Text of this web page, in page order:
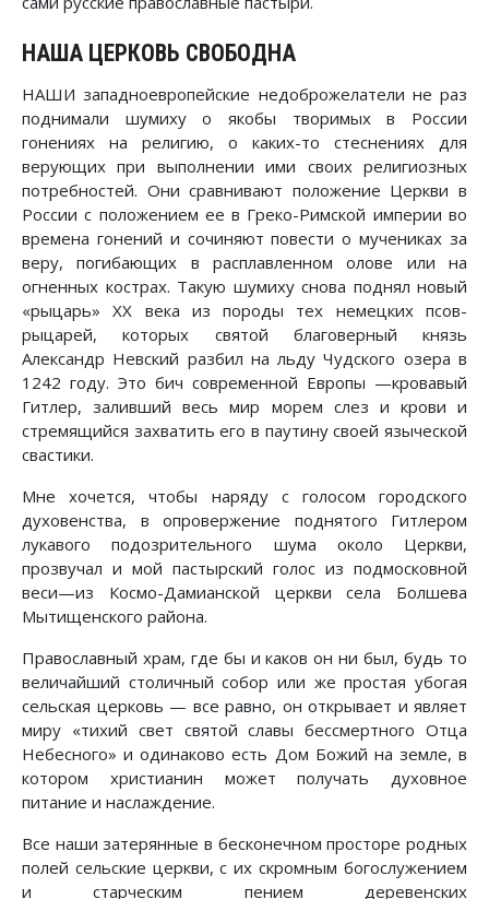
НАША ЦЕРКОВЬ СВОБОДНА
НАШИ западноевропейские недоброжелатели не раз
поднимали шумиху о якобы творимых в России
гонениях на религию, о каких-то стеснениях для
верующих при выполнении ими своих религиозных
потребностей. Они сравнивают положение Церкви в
России с положением ее в Греко-Римской империи во
времена гонений и сочиняют повести о мучениках за
веру, погибающих в расплавленном олове или на
огненных кострах. Такую шумиху снова поднял новый
«рыцарь» XX века из породы тех немецких псов-
рыцарей, которых святой благоверный князь
Александр Невский разбил на льду Чудского озера в
1242 году. Это бич современной Европы —кровавый
Гитлер, заливший весь мир морем слез и крови и
стремящийся захватить его в паутину своей языческой
свастики.
Мне хочется, чтобы наряду с голосом городского
духовенства, в опровержение поднятого Гитлером
лукавого подозрительного шума около Церкви,
прозвучал и мой пастырский голос из подмосковной
веси—из Космо-Дамианской церкви села Болшева
Мытищенского района.
Православный храм, где бы и каков он ни был, будь то
величайший столичный собор или же простая убогая
сельская церковь — все равно, он открывает и являет
миру «тихий свет святой славы бессмертного Отца
Небесного» и одинаково есть Дом Божий на земле, в
котором христианин может получать духовное
питание и наслаждение.
Все наши затерянные в бесконечном просторе родных
полей сельские церкви, с их скромным богослужением
и старческим пением деревенских